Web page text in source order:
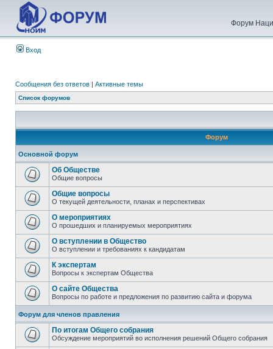
Форум
Вход
Сообщения без ответов | Активные темы
Список форумов
Форум
Основной форум
Об Обществе
Общие вопросы
Общие вопросы
О текущей деятельности, планах и перспективах
О мероприятиях
О прошедших и планируемых мероприятиях
О вступлении в Общество
О вступлении и требованиях к кандидатам
К экспертам
Вопросы к экспертам Общества
О сайте Общества
Вопросы по работе и предложения по развитию сайта и форума
Форум для членов правления
По итогам Общего собрания
Обсуждение мероприятий во исполнения решений Общего собрания